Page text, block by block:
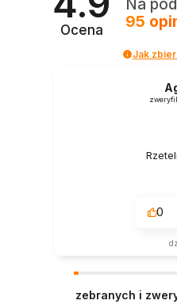
Ocena
Na
95
Jak
0
zebranych i